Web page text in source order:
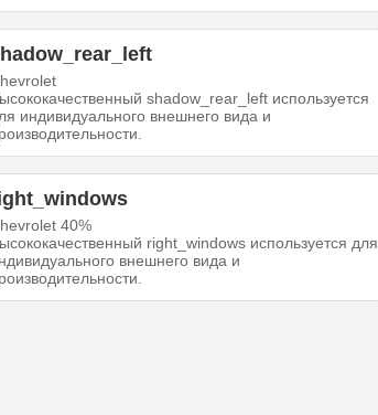
shadow_rear_left используется
индивидуального внешнего вида и
40%
right_windows используется для
внешнего вида и